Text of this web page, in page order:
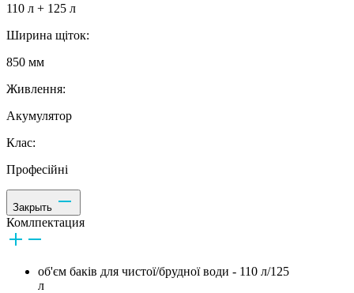
110 л + 125 л
Ширина щіток:
850 мм
Живлення:
Акумулятор
Клас:
Професійні
Закрыть
Комлпектация
об'єм баків для чистої/брудної води - 110 л/125
л